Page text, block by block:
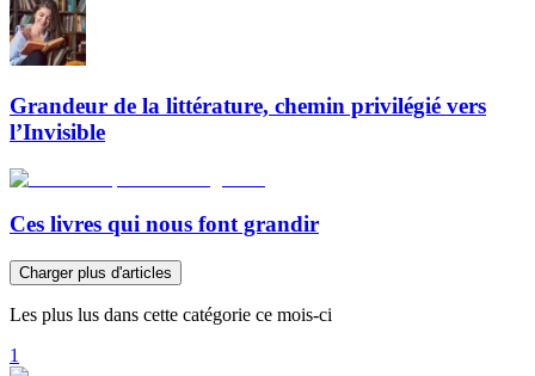
Grandeur de la littérature, chemin privilégié vers
l’Invisible
Ces livres qui nous font grandir
Charger plus d'articles
Les plus lus dans cette catégorie ce mois-ci
1